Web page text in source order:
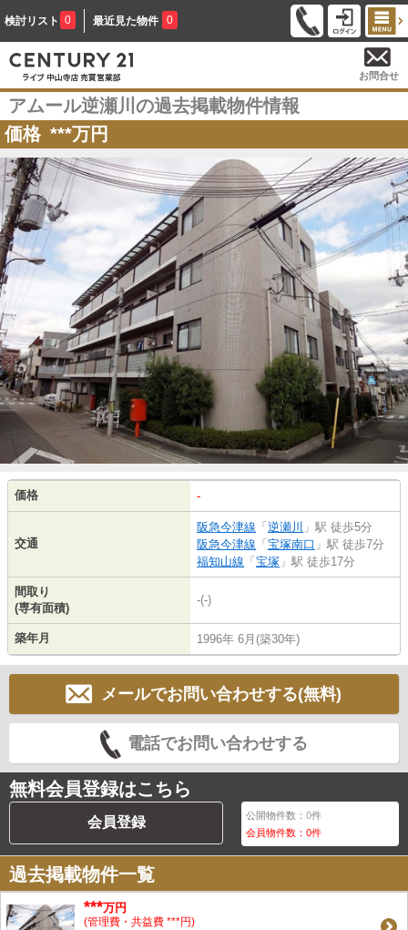
検討リスト 0 最近見た物件 0
お問合せ
アムール逆瀬川の過去掲載物件情報
価格 ***万円
価格 -
交通
阪急今津線 「 逆瀬川 」駅 徒歩5分
阪急今津線 「 宝塚南口 」駅 徒歩7分
福知山線 「 宝塚 」駅 徒歩17分
間取り
(専有面積)
-(-)
築年月 1996年 6月(築30年)
メールでお問い合わせする(無料)
電話でお問い合わせする
無料会員登録はこちら
会員登録 公開物件数：0件
会員物件数：0件
過去掲載物件一覧
***万円
(管理費・共益費 ***円)